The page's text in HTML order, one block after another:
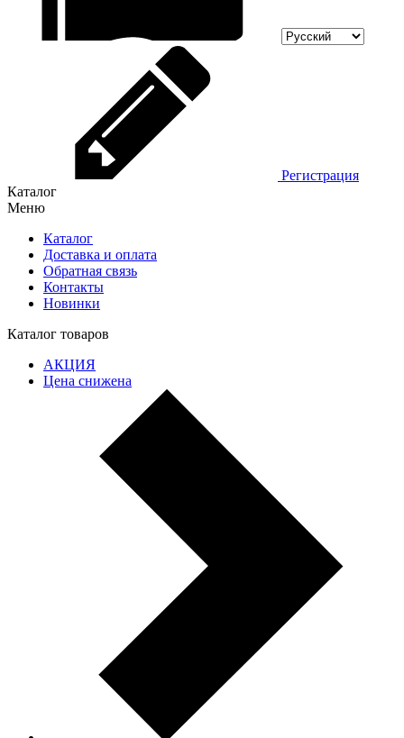
Регистрация
Каталог
Меню
Каталог
Доставка и оплата
Обратная связь
Контакты
Новинки
Каталог товаров
АКЦИЯ
Цена снижена